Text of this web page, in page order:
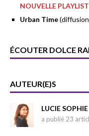
NOUVELLE PLAYLIST
Urban Time
ÉCOUTER DOLCE
AUTEUR(E)S
LUCIE SOPHIE
a publié 23